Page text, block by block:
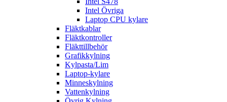
Intel Övriga
Laptop CPU kylare
Fläktkablar
Fläktkontroller
Fläkttillbehör
Grafikkylning
Kylpasta/Lim
Laptop-kylare
Minneskylning
Vattenkylning